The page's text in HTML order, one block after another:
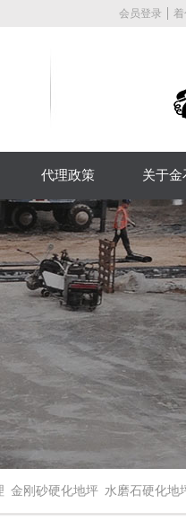
会员登录 着
代理政策 关于金
金刚砂硬化地坪 水磨石硬化地